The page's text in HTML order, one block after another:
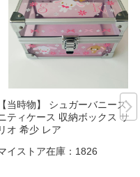
【当時物】 シュガーバニーズ バ
ティケース 収納ボックス サン
リオ 希少 レア
イストア在庫： 1826